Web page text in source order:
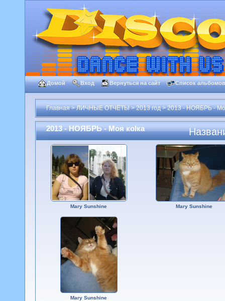
Домой Вход Вернуться на сайт Список альбомов
Главная>ЛИЧНЫЕ ОТЧЁТЫ>2013 год>2013 - НОЯБРЬ -
2013 - НОЯБРЬ - Моя коlка
Mary Sunshine Mary Sunshine
Mary Sunshine